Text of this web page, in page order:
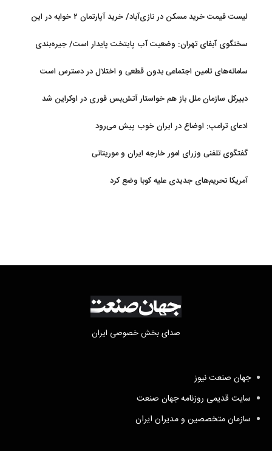
لیست قیمت خرید مسکن در نازی‌آباد/ خرید آپارتمان ۲ خوابه در این
سخنگوی آبفای تهران: وضعیت آب پایتخت پایدار است/ جیره‌بندی
سامانه‌های تامین اجتماعی بدون قطعی و اختلال در دسترس است
دبیرکل سازمان ملل باز هم خواستار آتش‌بس فوری در اوکراین شد
ادعای ترامپ: اوضاع در ایران خوب پیش می‌رود
گفتگوی تلفنی وزرای امور خارجه ایران و موریتانی
آمریکا تحریم‌های جدیدی علیه کوبا وضع کرد
صدای بخش خصوصی ایران
جهان صنعت نیوز
سایت قدیمی روزنامه جهان صنعت
سازمان متخصصین و مدیران ایران